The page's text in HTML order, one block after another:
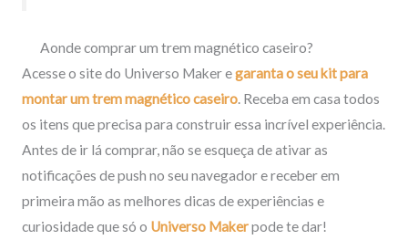
Aonde comprar um trem magnético caseiro?
Acesse o site do Universo Maker egaranta o seu kit para
montar um trem magnético caseiro. Receba em casa todos
os itens que precisa para construir essa incrível experiência.
Antes de ir lá comprar, não se esqueça de ativar as
notificações de push no seu navegador e receber em
primeira mão as melhores dicas de experiências e
curiosidade que só o Universo Makerpode te dar!